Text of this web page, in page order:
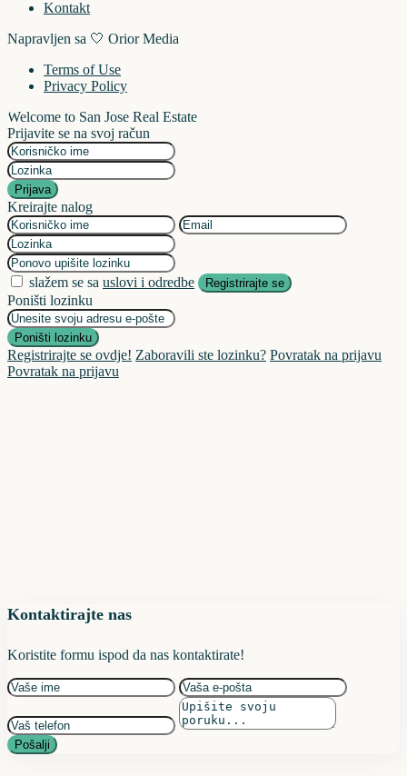
Kontakt
Napravljen sa 🤍 Orior Media
Terms of Use
Privacy Policy
Welcome to San Jose Real Estate
Prijavite se na svoj račun
Prijava
Kreirajte nalog
slažem se sa uslovi i odredbe Registrirajte se
Poništi lozinku
Poništi lozinku
Registrirajte se ovdje! Zaboravili ste lozinku? Povratak na prijavu
Povratak na prijavu
Kontaktirajte nas
Koristite formu ispod da nas kontaktirate!
Pošalji